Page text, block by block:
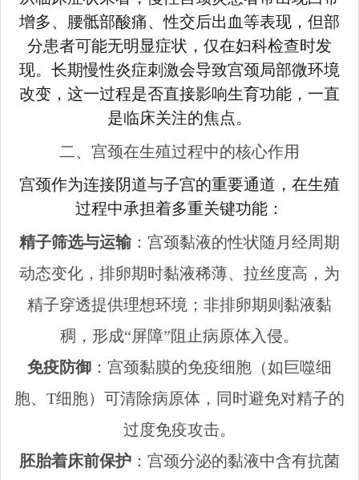
增多、腰骶部酸痛、性交后出血等表现，但部
分患者可能无明显症状，仅在妇科检查时发
现。长期慢性炎症刺激会导致宫颈局部微环境
改变，这一过程是否直接影响生育功能，一直
是临床关注的焦点。
二、宫颈在生殖过程中的核心作用
宫颈作为连接阴道与子宫的重要通道，在生殖
过程中承担着多重关键功能：
精子筛选与运输：宫颈黏液的性状随月经周期
动态变化，排卵期时黏液稀薄、拉丝度高，为
精子穿透提供理想环境；非排卵期则黏液黏
稠，形成“屏障”阻止病原体入侵。
免疫防御 ：宫颈黏膜的免疫细胞（如巨噬细
胞、T细胞）可清除病原体，同时避免对精子的
过度免疫攻击。
胚胎着床前保护 ：宫颈分泌的黏液中含有抗菌